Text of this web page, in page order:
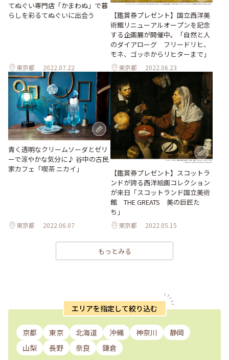
てぬぐい専門店「かまわぬ」で暮
らしを彩るてぬぐいに出会う
東京都 2022.07.22
【鑑賞券プレゼント】国立西洋美
術館リニューアルオープンを記念
する企画展が開催中。「自然と人
のダイアローグ フリードリヒ、
モネ、ゴッホからリヒターまで」
東京都 2022.06.23
青く透明なクリームソーダとゼリ
ーで涼やかな気分に♪ 谷中の古民
家カフェ「喫茶 ニカイ」
東京都 2022.06.07
【鑑賞券プレゼント】スコットラ
ンドが誇る西洋絵画コレクション
が来日「スコットランド国立美術
館 THE GREATS 美の巨匠た
ち」
東京都 2022.05.15
もっとみる
エリアを指定して絞り込む
京都 東京 北海道 沖縄 神奈川
静岡
山梨
長野 奈良 鎌倉